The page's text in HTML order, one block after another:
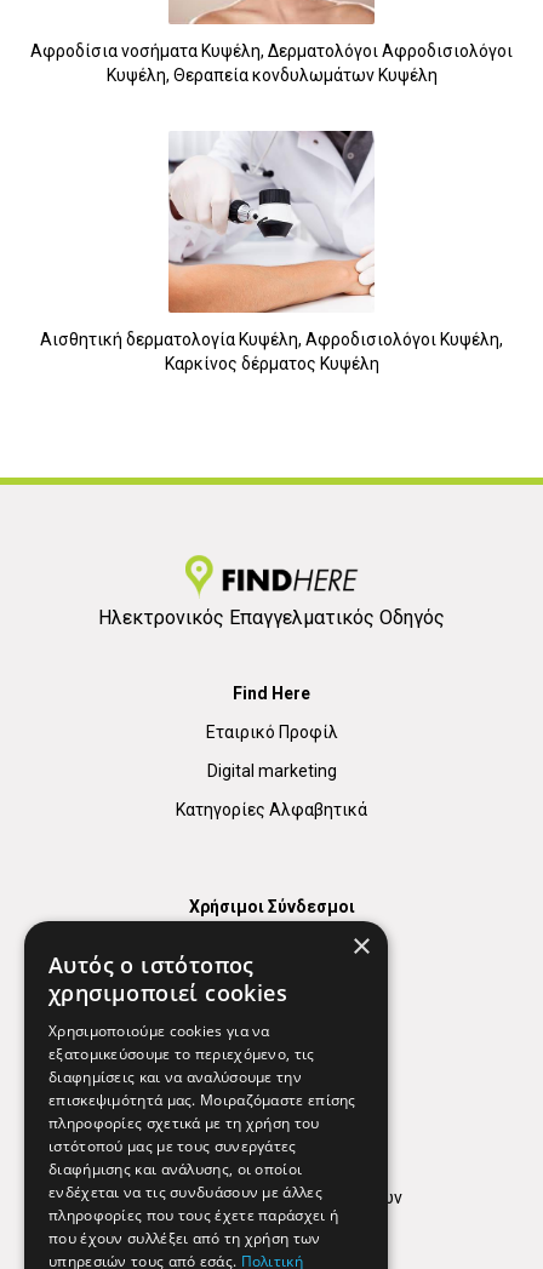
Αφροδίσια νοσήματα Κυψέλη, Δερματολόγοι Αφροδισιολόγοι
Κυψέλη, Θεραπεία κονδυλωμάτων Κυψέλη
Αισθητική δερματολογία Κυψέλη, Αφροδισιολόγοι Κυψέλη,
Καρκίνος δέρματος Κυψέλη
Ηλεκτρονικός Επαγγελματικός Οδηγός
Find Here
Εταιρικό Προφίλ
Digital marketing
Κατηγορίες Αλφαβητικά
Χρήσιμοι Σύνδεσμοι
Χρήσιμα Τηλέφωνα
Εφημερεύοντα Φαρμακεία
Απόρρητο
Όροι Χρήσης
Πολιτική προστασίας δεδομένων
Findhere
×
Αυτός ο ιστότοπος
χρησιμοποιεί cookies
Χρησιμοποιούμε cookies για να
εξατομικεύσουμε το περιεχόμενο, τις
διαφημίσεις και να αναλύσουμε την
επισκεψιμότητά μας. Μοιραζόμαστε επίσης
πληροφορίες σχετικά με τη χρήση του
ιστότοπού μας με τους συνεργάτες
διαφήμισης και ανάλυσης, οι οποίοι
ενδέχεται να τις συνδυάσουν με άλλες
πληροφορίες που τους έχετε παράσχει ή
που έχουν συλλέξει από τη χρήση των
υπηρεσιών τους από εσάς. Πολιτική